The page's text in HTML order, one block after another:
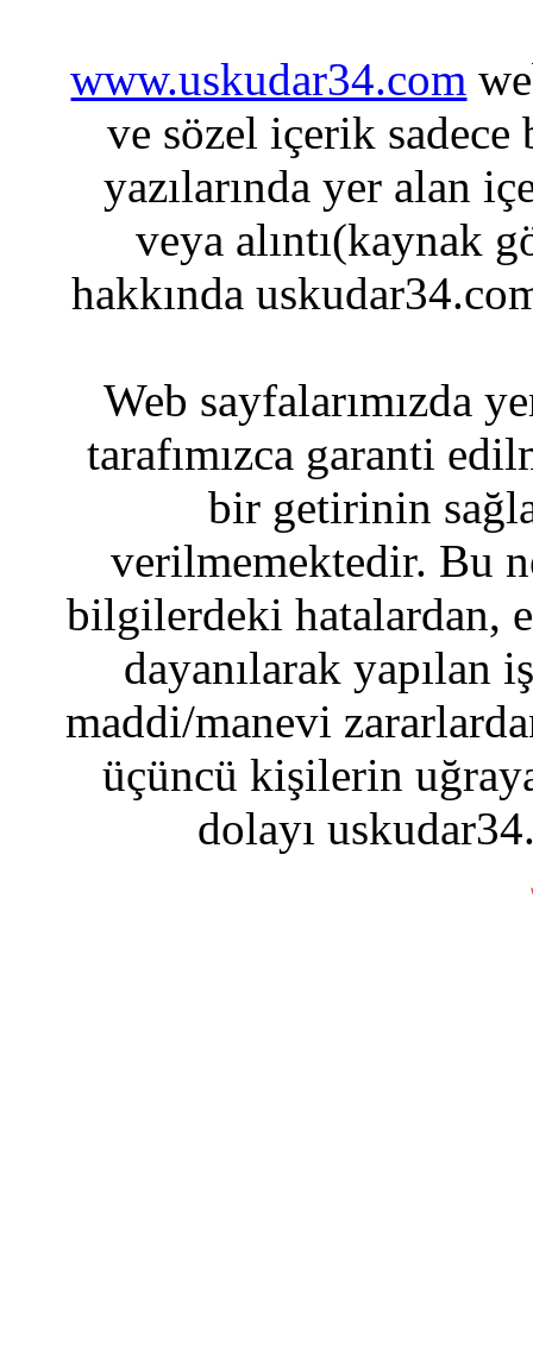
www.uskudar34.com
ve sözel içerik sadece
yazılarında yer alan
veya alıntı(kaynak
hakkında
Web sayfalarımızda
tarafımızca garanti
bir getirinin
verilmemektedir. Bu
bilgilerdeki hatalardan,
dayanılarak yapılan
maddi/manevi
üçüncü kişilerin
dolayı